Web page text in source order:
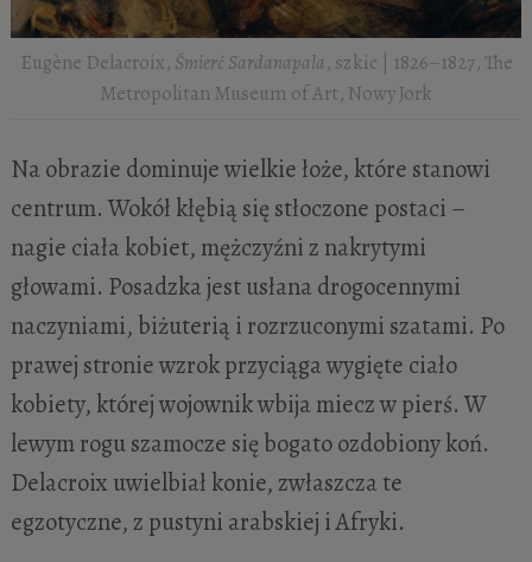
Eugène Delacroix, Śmierć Sardanapala, szkic | 1826–1827, The
Metropolitan Museum of Art, Nowy Jork
Na obrazie dominuje wielkie łoże, które stanowi
centrum. Wokół kłębią się stłoczone postaci –
nagie ciała kobiet, mężczyźni z nakrytymi
głowami. Posadzka jest usłana drogocennymi
naczyniami, biżuterią i rozrzuconymi szatami. Po
prawej stronie wzrok przyciąga wygięte ciało
kobiety, której wojownik wbija miecz w pierś. W
lewym rogu szamocze się bogato ozdobiony koń.
Delacroix uwielbiał konie, zwłaszcza te
egzotyczne, z pustyni arabskiej i Afryki.